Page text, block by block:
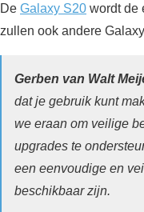
De Galaxy S20 wordt de
zullen ook andere
Gerben van Walt
dat je gebruik kunt
we eraan om veilige
upgrades te
een eenvoudige en
beschikbaar zijn.